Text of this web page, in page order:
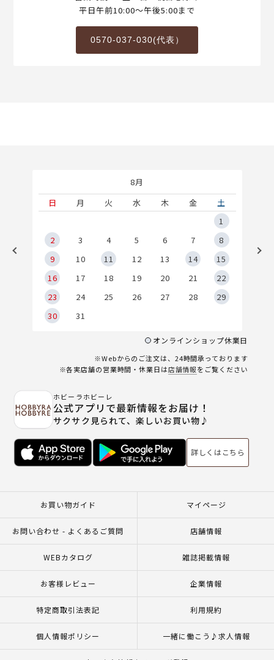
平日午前10:00～午後5:00まで
0570-037-030(代表）
8月
日
月 火 水 木 金
土
1
2
3 4 5 6 7
8
9
10 11 12 13 14
15
16
17 18 19 20 21
22
23
24 25 26 27 28
29
30
31
オンラインショップ休業日
※Webからのご注文は、24時間承っております
※各実店舗の営業時間・休業日は店舗情報をご覧ください
ホビーラホビーレ
公式アプリで最新情報をお届け！
サクサク見られて、楽しいお買い物♪
詳しくはこちら
お買い物ガイド マイページ
お問い合わせ - よくあるご質問 店舗情報
WEBカタログ 雑誌掲載情報
お客様レビュー 企業情報
特定商取引法表記 利用規約
個人情報ポリシー 一緒に働こう♪求人情報